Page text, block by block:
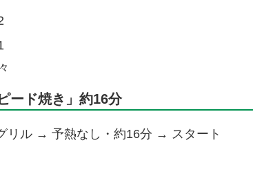
ード焼き」約16分
リル → 予熱なし・約16分 → スタート